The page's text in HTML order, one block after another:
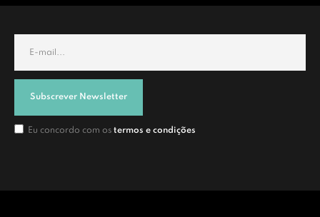
Subscrever Newsletter
Eu concordo com os termos e condições